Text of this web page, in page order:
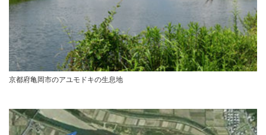
京都府亀岡市のアユモドキの生息地